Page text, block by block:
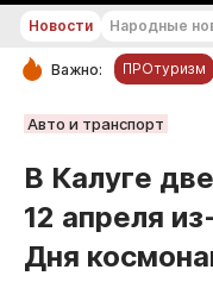
РУБРИКИ
Новости
Статьи
Народные
Новости Народные
Важно: ПРОтуризм
Авто и транспорт
В Калуге
12 апреля
Дня